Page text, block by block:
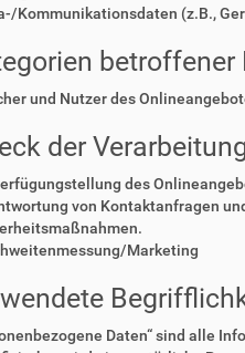
Kommunikationsdaten (z.B.,
betroffener
und Nutzer des
der
des
von Kontaktanfragen
Marketing
Daten“ sind alle